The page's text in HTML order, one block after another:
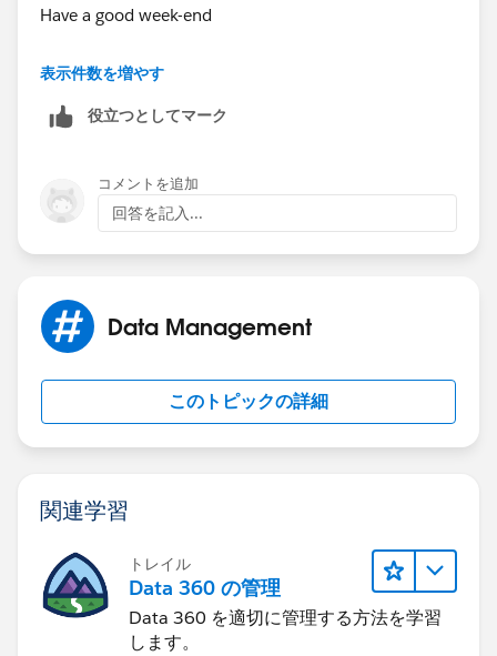
Have a good week-end
Virginie (Paris)
表示件数を増やす
役立つとしてマーク
コメントを追加
回答を記入...
Data Management
このトピックの詳細
関連学習
トレイル
Data 360 の管理
Data 360 を適切に管理する方法を学習
します。